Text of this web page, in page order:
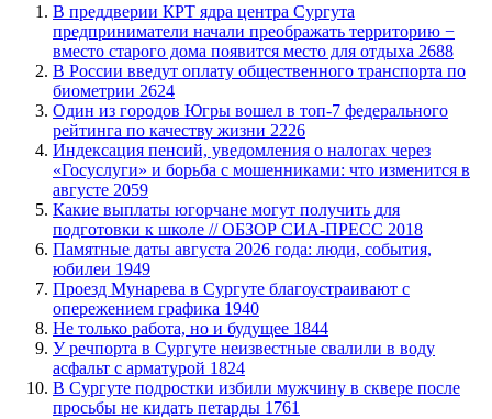
​В преддверии КРТ ядра центра Сургута
предприниматели начали преображать территорию −
вместо старого дома появится место для отдыха 2688
В России введут оплату общественного транспорта по
биометрии 2624
Один из городов Югры вошел в топ-7 федерального
рейтинга по качеству жизни 2226
​Индексация пенсий, уведомления о налогах через
«Госуслуги» и борьба с мошенниками: что изменится в
августе 2059
Какие выплаты югорчане могут получить для
подготовки к школе // ОБЗОР СИА-ПРЕСС 2018
​Памятные даты августа 2026 года: люди, события,
юбилеи 1949
​Проезд Мунарева в Сургуте благоустраивают с
опережением графика 1940
​Не только работа, но и будущее 1844
​У речпорта в Сургуте неизвестные свалили в воду
асфальт с арматурой 1824
В Сургуте подростки избили мужчину в сквере после
просьбы не кидать петарды 1761